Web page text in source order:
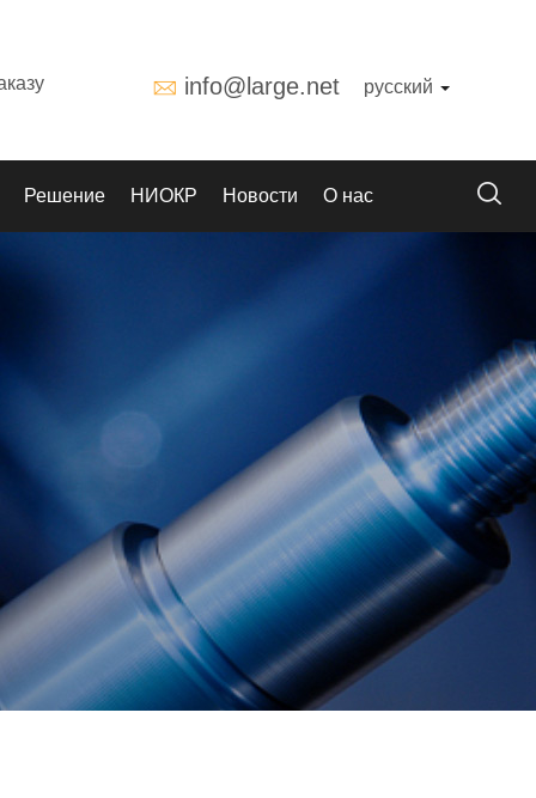
info@large.net русский
Решение НИОКР Новости О нас